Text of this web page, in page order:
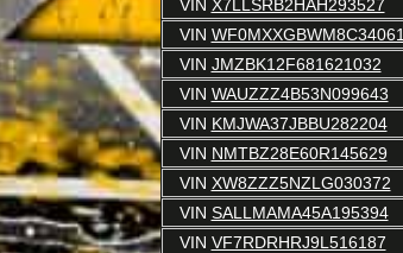
VIN X7LLSRB2HAH293527
VIN WF0MXXGBWM8C34061
VIN JMZBK12F681621032
VIN WAUZZZ4B53N099643
VIN KMJWA37JBBU282204
VIN NMTBZ28E60R145629
VIN XW8ZZZ5NZLG030372
VIN SALLMAMA45A195394
VIN VF7RDRHRJ9L516187